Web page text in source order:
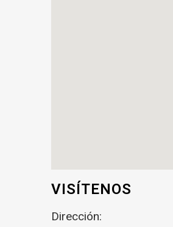
VISÍTENOS
Dirección: